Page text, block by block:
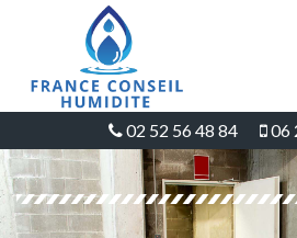
02 52 56 48 84 06